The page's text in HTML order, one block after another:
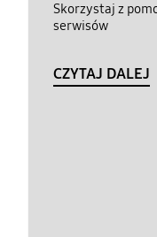
Skorzystaj z
serwisów
CZYTAJ DALEJ